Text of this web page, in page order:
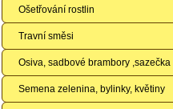
Ošetřování rostlin
Travní směsi
Osiva, sadbové brambory ,sazečka
Semena zelenina, bylinky, květiny